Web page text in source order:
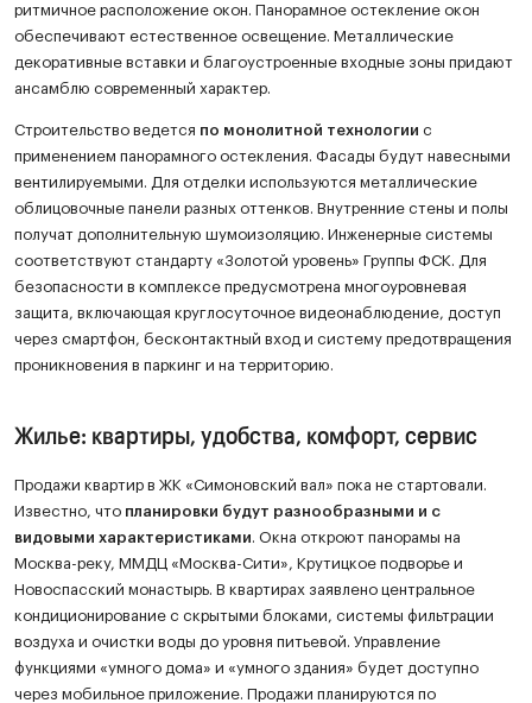
ритмичное расположение окон. Панорамное остекление окон
обеспечивают естественное освещение. Металлические
декоративные вставки и благоустроенные входные зоны придают
ансамблю современный характер.
Строительство ведется по монолитной технологии с
применением панорамного остекления. Фасады будут навесными
вентилируемыми. Для отделки используются металлические
облицовочные панели разных оттенков. Внутренние стены и полы
получат дополнительную шумоизоляцию. Инженерные системы
соответствуют стандарту «Золотой уровень» Группы ФСК. Для
безопасности в комплексе предусмотрена многоуровневая
защита, включающая круглосуточное видеонаблюдение, доступ
через смартфон, бесконтактный вход и систему предотвращения
проникновения в паркинг и на территорию.
Жилье: квартиры, удобства, комфорт, сервис
Продажи квартир в ЖК «Симоновский вал» пока не стартовали.
Известно, что планировки будут разнообразными и с
видовыми характеристиками . Окна откроют панорамы на
Москва-реку, ММДЦ «Москва-Сити», Крутицкое подворье и
Новоспасский монастырь. В квартирах заявлено центральное
кондиционирование с скрытыми блоками, системы фильтрации
воздуха и очистки воды до уровня питьевой. Управление
функциями «умного дома» и «умного здания» будет доступно
через мобильное приложение. Продажи планируются по